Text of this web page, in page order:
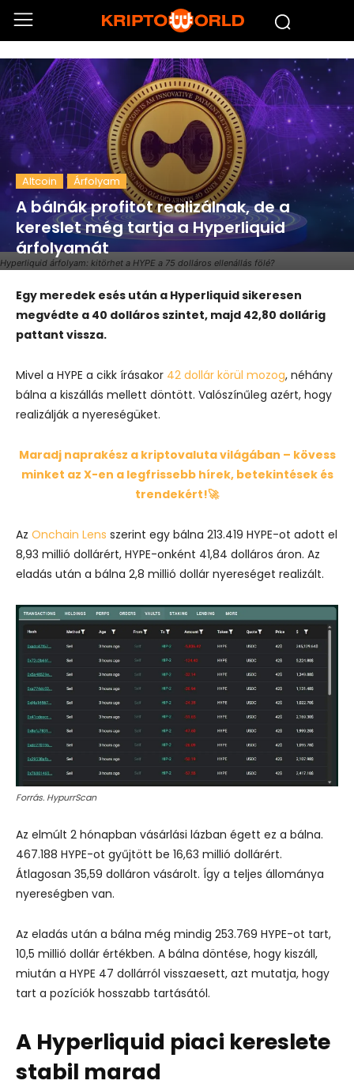
Hyperliquid árfolyam: kitörhet a HYPE a 75 dolláros ellenállás fölé?
Altcoin Árfolyam
A bálnák profitot realizálnak, de a
kereslet még tartja a Hyperliquid
árfolyamát
Egy meredek esés után a Hyperliquid sikeresen
megvédte a 40 dolláros szintet, majd 42,80 dollárig
pattant vissza.
Mivel a HYPE a cikk írásakor 42 dollár körül mozog, néhány
bálna a kiszállás mellett döntött. Valószínűleg azért, hogy
realizálják a nyereségüket.
Maradj naprakész a kriptovaluta világában – kövess
minket az X-en a legfrissebb hírek, betekintések és
trendekért!🚀
Az Onchain Lens szerint egy bálna 213.419 HYPE-ot adott el
8,93 millió dollárért, HYPE-onként 41,84 dolláros áron. Az
eladás után a bálna 2,8 millió dollár nyereséget realizált.
Forrás. HypurrScan
Az elmúlt 2 hónapban vásárlási lázban égett ez a bálna.
467.188 HYPE-ot gyűjtött be 16,63 millió dollárért.
Átlagosan 35,59 dolláron vásárolt. Így a teljes állománya
nyereségben van.
Az eladás után a bálna még mindig 253.769 HYPE-ot tart,
10,5 millió dollár értékben. A bálna döntése, hogy kiszáll,
miután a HYPE 47 dollárról visszaesett, azt mutatja, hogy
tart a pozíciók hosszabb tartásától.
A Hyperliquid piaci kereslete
stabil marad